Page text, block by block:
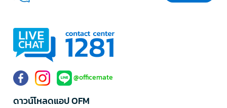
@officemate
ดาวน์โหลดแอป OFM